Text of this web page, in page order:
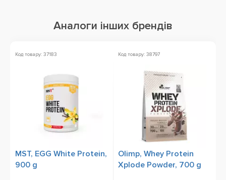
Аналоги інших брендів
Код товару: 37183
MST, EGG White Protein,
900 g
Код товару: 38797
Olimp, Whey Protein
Xplode Powder, 700 g